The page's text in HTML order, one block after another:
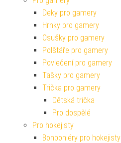
Deky pro gamery
Hrnky pro gamery
Osušky pro gamery
Polštáře pro gamery
Povlečení pro gamery
Tašky pro gamery
Trička pro gamery
Dětská trička
Pro dospělé
Pro hokejisty
Bonboniéry pro hokejisty